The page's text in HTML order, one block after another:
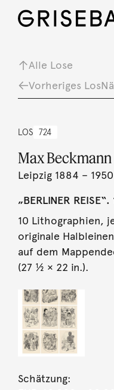
Alle Lose
Vorheriges Los
LOS 724
Max Beckmann
Leipzig 1884 –
„BERLINER REISE“.
10 Lithographien,
originale
auf dem
(27 ½ × 22 in.).
Schätzung: